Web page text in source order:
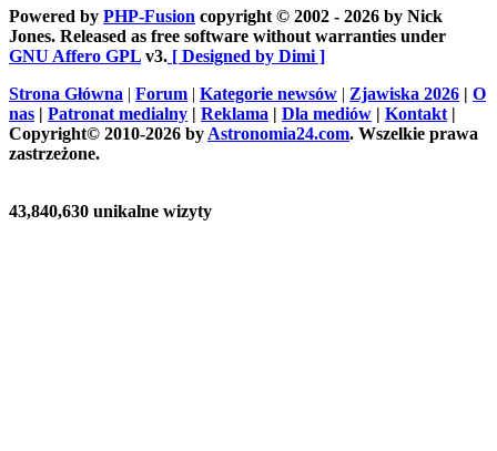
Powered by PHP-Fusion copyright © 2002 - 2026 by Nick
Jones. Released as free software without warranties under
GNU Affero GPL v3. [ Designed by Dimi ]
Strona Główna | Forum | Kategorie newsów | Zjawiska 2026 | O
nas | Patronat medialny | Reklama | Dla mediów | Kontakt |
Copyright© 2010-2026 by Astronomia24.com. Wszelkie prawa
zastrzeżone.
43,840,630 unikalne wizyty